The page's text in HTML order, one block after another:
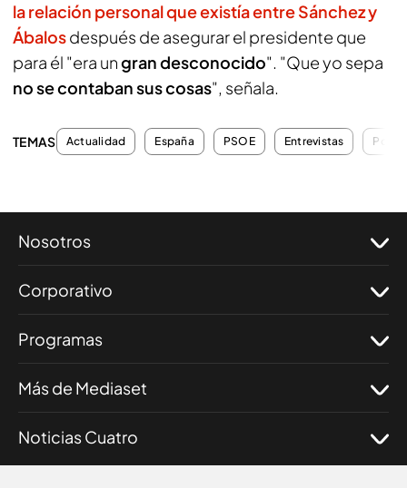
la relación personal que existía entre Sánchez y
Ábalosdespués de asegurar el presidente que
para él "era ungran desconocido". "Que yo sepa
no se contaban sus cosas", señala.
TEMAS Actualidad España PSOE Entrevistas
Nosotros
Corporativo
Programas
Más de Mediaset
Noticias Cuatro